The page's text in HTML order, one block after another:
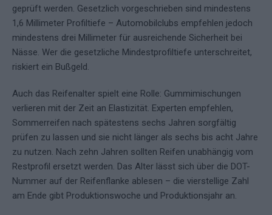
geprüft werden. Gesetzlich vorgeschrieben sind mindestens
1,6 Millimeter Profiltiefe – Automobilclubs empfehlen jedoch
mindestens drei Millimeter für ausreichende Sicherheit bei
Nässe. Wer die gesetzliche Mindestprofiltiefe unterschreitet,
riskiert ein Bußgeld.
Auch das Reifenalter spielt eine Rolle: Gummimischungen
verlieren mit der Zeit an Elastizität. Experten empfehlen,
Sommerreifen nach spätestens sechs Jahren sorgfältig
prüfen zu lassen und sie nicht länger als sechs bis acht Jahre
zu nutzen. Nach zehn Jahren sollten Reifen unabhängig vom
Restprofil ersetzt werden. Das Alter lässt sich über die DOT-
Nummer auf der Reifenflanke ablesen – die vierstellige Zahl
am Ende gibt Produktionswoche und Produktionsjahr an.